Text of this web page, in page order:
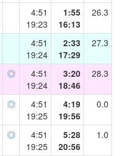
4:51
19:23
1:55
16:13
26.3
4:51
19:24
2:33
17:29
27.3
◎
4:51
19:24
3:20
18:46
28.3
◎
4:51
19:25
4:19
19:56
0.0
◎
4:51
19:25
5:28
20:56
1.0